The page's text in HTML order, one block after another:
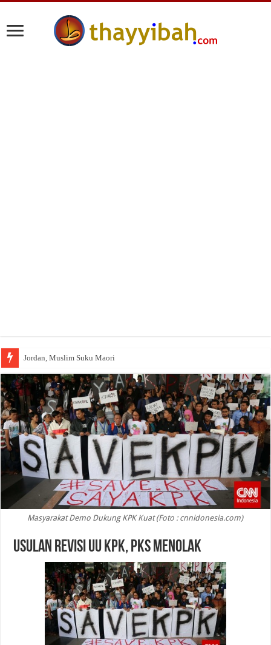
Jordan, Muslim Suku Maori
Masyarakat Demo Dukung KPK Kuat (Foto : cnnidonesia.com)
Usulan Revisi UU KPK, PKS Menolak